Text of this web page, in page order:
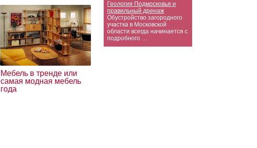
Геология Подмосковья и
правильный дренаж
Обустройство загородного
участка в Московской
области всегда начинается с
подробного …
Мебель в тренде или
самая модная мебель
года